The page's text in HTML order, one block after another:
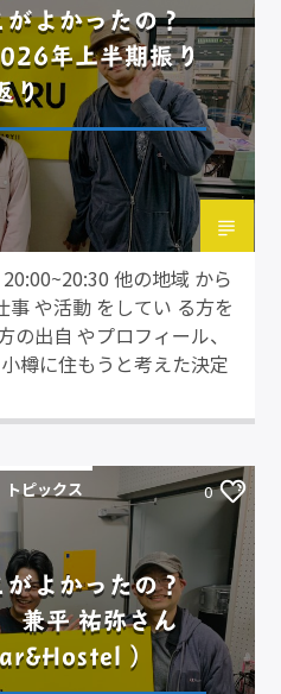
がよかったの？
年上半期振り
り
他の地域 から
事 や活動 をしてい る方を
出自 やプロフィール、
樽に住もうと考えた決定
トピックス 0
よかったの？
平 祐弥さん
）